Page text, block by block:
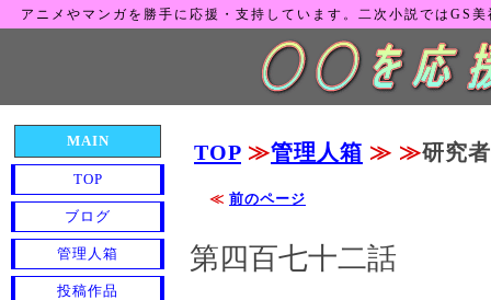
アニメやマンガを勝手に応援・支持しています。二次小説ではGS
TOP ≫管理人箱 ≫ ≫研究
≪ 前のページ
第四百七十二話
MAIN
TOP
ブログ
管理人箱
投稿作品